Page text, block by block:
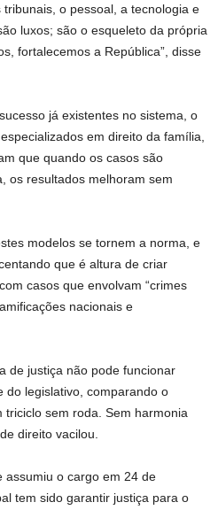
tribunais, o pessoal, a tecnologia e
luxos; são o esqueleto da própria
fortalecemos a República”, disse
já existentes no sistema, o
em direito da família,
que quando os casos são
os resultados melhoram sem
modelos se tornem a norma, e
que é altura de criar
casos que envolvam “crimes
nacionais e
de justiça não pode funcionar
do legislativo, comparando o
sem roda. Sem harmonia
direito vacilou.
assumiu o cargo em 24 de
tem sido garantir justiça para o